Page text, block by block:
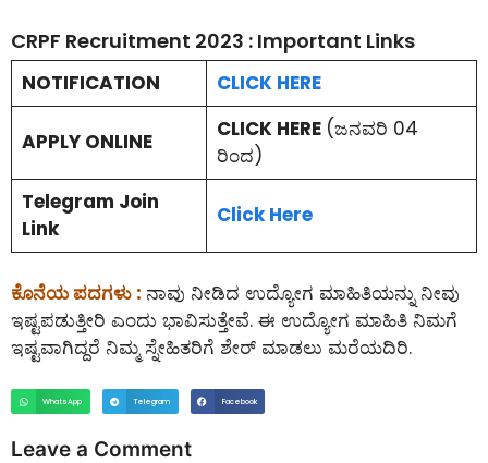
CRPF Recruitment 2023 : Important Links
NOTIFICATION CLICK HERE
APPLY ONLINE CLICK HERE (ಜನವರಿ 04
ರಿಂದ)
Telegram Join
Link
Click Here
ಕೊನೆಯ ಪದಗಳು : ನಾವು ನೀಡಿದ ಉದ್ಯೋಗ ಮಾಹಿತಿಯನ್ನು ನೀವು
ಇಷ್ಟಪಡುತ್ತೀರಿ ಎಂದು ಭಾವಿಸುತ್ತೇವೆ. ಈ ಉದ್ಯೋಗ ಮಾಹಿತಿ ನಿಮಗೆ
ಇಷ್ಟವಾಗಿದ್ದರೆ ನಿಮ್ಮ ಸ್ನೇಹಿತರಿಗೆ ಶೇರ್ ಮಾಡಲು ಮರೆಯದಿರಿ.
WhatsApp Telegram Facebook
Leave a Comment